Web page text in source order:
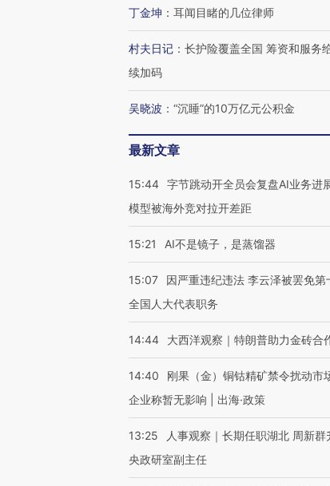
丁金坤 ： 耳闻目睹的几位律师
村夫日记 ： 长护险覆盖全国 筹资和服务
续加码
吴晓波 ： “沉睡”的10万亿元公积金
最新文章
15:44 字节跳动开全员会复盘AI业务进
模型被海外竞对拉开差距
15:21 AI不是镜子，是蒸馏器
15:07
因严重违纪违法 李云泽被罢免第
全国人大代表职务
14:44 大西洋观察｜特朗普助力金砖合
14:40
刚果（金）铜钴精矿禁令扰动市
企业称暂无影响 | 出海·政策
13:25
人事观察｜长期任职湖北 周新群
央政研室副主任